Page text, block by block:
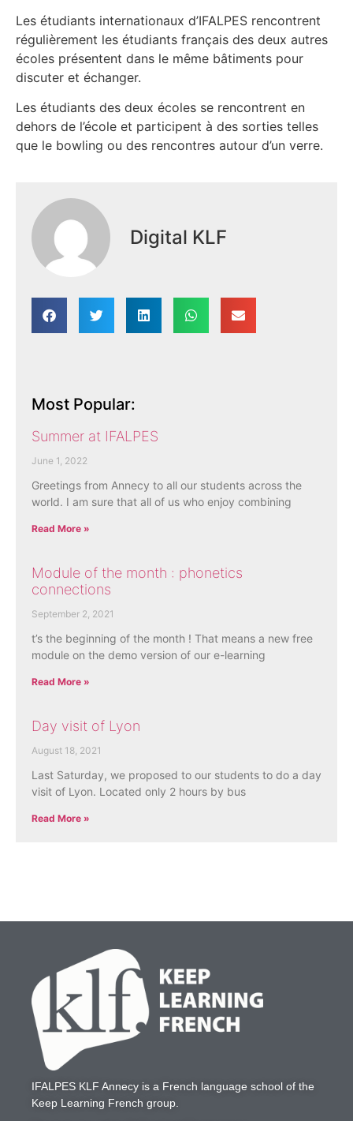
Les étudiants internationaux d’IFALPES rencontrent
régulièrement les étudiants français des deux autres
écoles présentent dans le même bâtiments pour
discuter et échanger.
Les étudiants des deux écoles se rencontrent en
dehors de l’école et participent à des sorties telles
que le bowling ou des rencontres autour d’un verre.
Digital KLF
Most Popular:
Summer at IFALPES
June 1, 2022
Greetings from Annecy to all our students across the
world. I am sure that all of us who enjoy combining
Read More »
Module of the month : phonetics
connections
September 2, 2021
t’s the beginning of the month ! That means a new free
module on the demo version of our e-learning
Read More »
Day visit of Lyon
August 18, 2021
Last Saturday, we proposed to our students to do a day
visit of Lyon. Located only 2 hours by bus
Read More »
IFALPES KLF Annecy is a French language school of the
Keep Learning French group.